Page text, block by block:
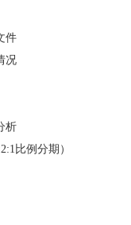
件
况
析
比例分期）